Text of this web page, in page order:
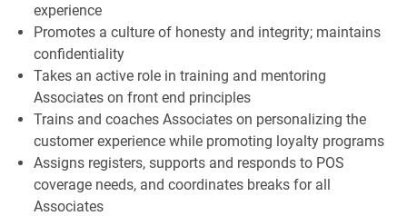
experience
Promotes a culture of honesty and integrity; maintains
confidentiality
Takes an active role in training and mentoring
Associates on front end principles
Trains and coaches Associates on personalizing the
customer experience while promoting loyalty programs
Assigns registers, supports and responds to POS
coverage needs, and coordinates breaks for all
Associates